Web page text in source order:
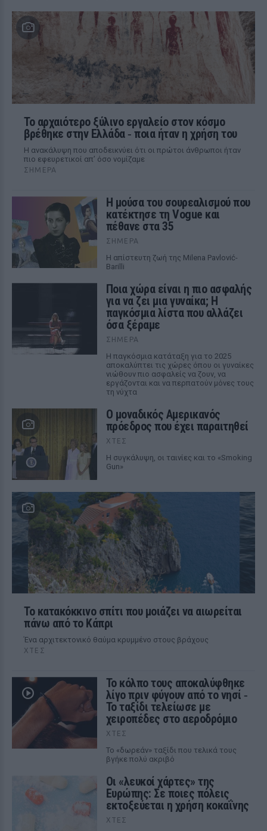
Το αρχαιότερο ξύλινο εργαλείο στον κόσμο
βρέθηκε στην Ελλάδα ‑ ποια ήταν η χρήση του
Η ανακάλυψη που αποδεικνύει ότι οι πρώτοι άνθρωποι ήταν
πιο εφευρετικοί απ’ όσο νομίζαμε
ΣΉΜΕΡΑ
Η μούσα του σουρεαλισμού που
κατέκτησε τη Vogue και
πέθανε στα 35
ΣΉΜΕΡΑ
Η απίστευτη ζωή της Milena Pavlović-
Barilli
Ποια χώρα είναι η πιο ασφαλής
για να ζει μια γυναίκα; Η
παγκόσμια λίστα που αλλάζει
όσα ξέραμε
ΣΉΜΕΡΑ
Η παγκόσμια κατάταξη για το 2025
αποκαλύπτει τις χώρες όπου οι γυναίκες
νιώθουν πιο ασφαλείς να ζουν, να
εργάζονται και να περπατούν μόνες τους
τη νύχτα
Ο μοναδικός Αμερικανός
πρόεδρος που έχει παραιτηθεί
ΧΤΕΣ
Η συγκάλυψη, οι ταινίες και το «Smoking
Gun»
Το κατακόκκινο σπίτι που μοιάζει να αιωρείται
πάνω από το Κάπρι
Ένα αρχιτεκτονικό θαύμα κρυμμένο στους βράχους
ΧΤΕΣ
Το κόλπο τους αποκαλύφθηκε
λίγο πριν φύγουν από το νησί ‑
Το ταξίδι τελείωσε με
χειροπέδες στο αεροδρόμιο
ΧΤΕΣ
Το «δωρεάν» ταξίδι που τελικά τους
βγήκε πολύ ακριβό
Οι «λευκοί χάρτες» της
Ευρώπης: Σε ποιες πόλεις
εκτοξεύεται η χρήση κοκαΐνης
ΧΤΕΣ